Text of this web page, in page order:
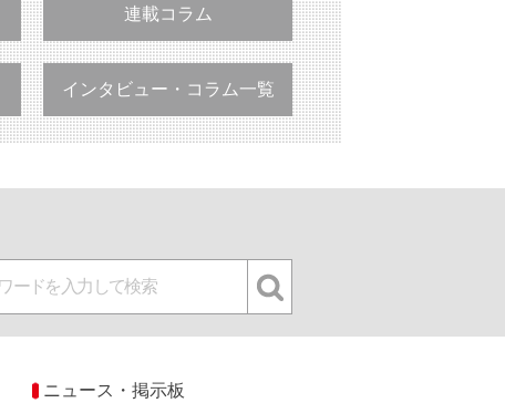
連載コラム
インタビュー・コラム一覧
ニュース・掲示板